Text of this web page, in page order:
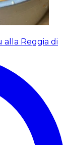
alla Reggia di